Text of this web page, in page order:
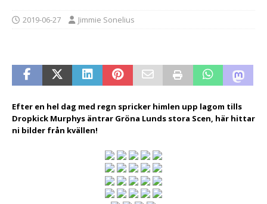
2019-06-27 Jimmie Sonelius
Efter en hel dag med regn spricker himlen upp lagom tills
Dropkick Murphys äntrar Gröna Lunds stora Scen, här hittar
ni bilder från kvällen!